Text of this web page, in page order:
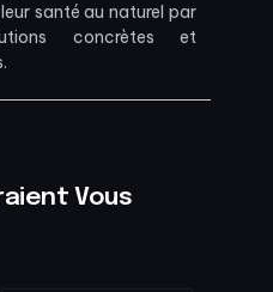
santé au naturel par
concrètes et
Vous